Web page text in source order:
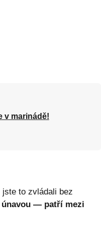
v marinádě!
jste to zvládali bez
— patří mezi